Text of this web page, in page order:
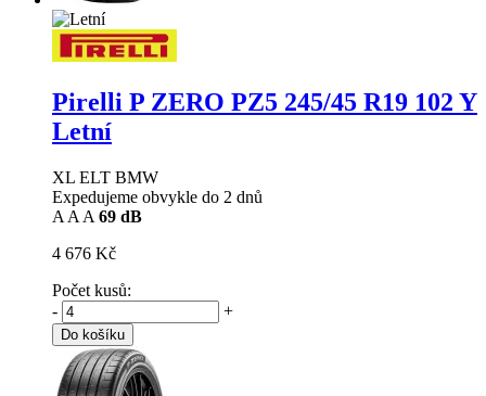
Pirelli P ZERO PZ5 245/45 R19 102 Y
Letní
XL ELT BMW
Expedujeme obvykle do 2 dnů
A A A 69 dB
4 676 Kč
Počet kusů:
-
+
Do košíku